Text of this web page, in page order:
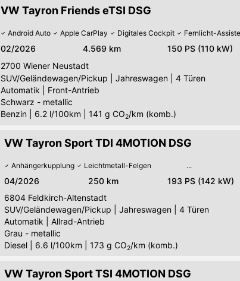
VW Tayron Friends eTSI DSG
Android Auto Apple CarPlay Digitales Cockpit Fernlicht-
02/2026 4.569 km 150 PS (110 kW)
2700 Wiener Neustadt
SUV/Geländewagen/Pickup
Jahreswagen
4 Türen
Automatik
Front-Antrieb
Schwarz - metallic
Benzin
6.2 l/100km 141 g CO2/km (komb.)
VW Tayron Sport TDI 4MOTION DSG
Anhängerkupplung Leichtmetall-Felgen
04/2026 250 km 193 PS (142 kW)
6804 Feldkirch-Altenstadt
SUV/Geländewagen/Pickup
Jahreswagen
4 Türen
Automatik
Allrad-Antrieb
Grau - metallic
Diesel
6.6 l/100km 173 g CO2/km (komb.)
VW Tayron Sport TSI 4MOTION DSG